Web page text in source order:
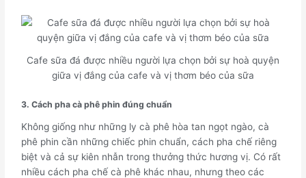
Cafe sữa đá được nhiều người lựa chọn bởi sự hoà quyện
giữa vị đắng của cafe và vị thơm béo của sữa
3. Cách pha cà phê phin đúng chuẩn
Không giống như những ly cà phê hòa tan ngọt ngào, cà
phê phin cần những chiếc phin chuẩn, cách pha chế riêng
biệt và cả sự kiên nhẫn trong thưởng thức hương vị. Có rất
nhiều cách pha chế cà phê khác nhau, nhưng theo các